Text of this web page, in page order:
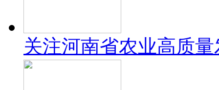
关注河南省农业高质